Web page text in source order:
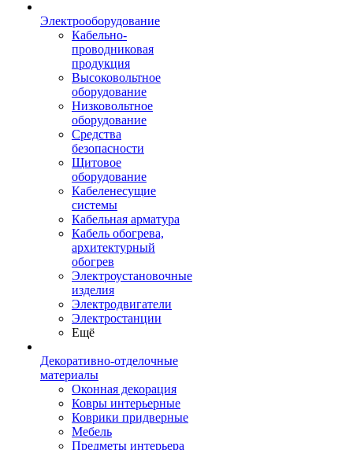
Электрооборудование
Кабельно-
проводниковая
продукция
Высоковольтное
оборудование
Низковольтное
оборудование
Средства
безопасности
Щитовое
оборудование
Кабеленесущие
системы
Кабельная арматура
Кабель обогрева,
архитектурный
обогрев
Электроустановочные
изделия
Электродвигатели
Электростанции
Ещё
Декоративно-отделочные
материалы
Оконная декорация
Ковры интерьерные
Коврики придверные
Мебель
Предметы интерьера